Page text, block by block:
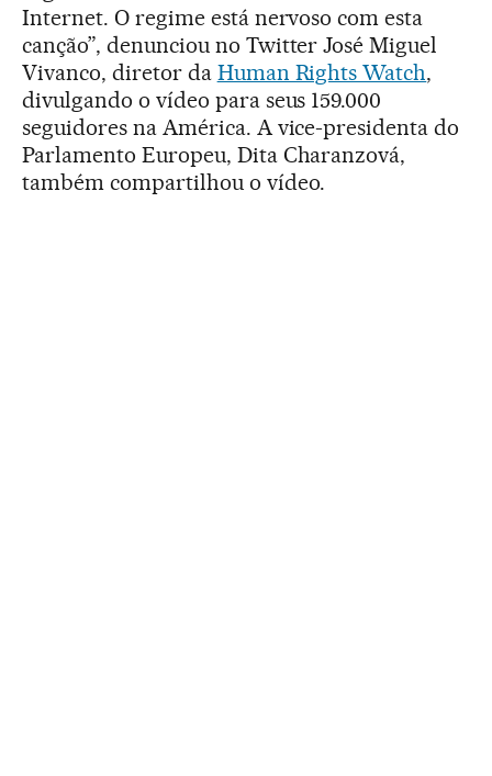
Internet. O regime está nervoso com esta
canção”, denunciou no Twitter José Miguel
Vivanco, diretor da Human Rights Watch,
divulgando o vídeo para seus 159.000
seguidores na América. A vice-presidenta do
Parlamento Europeu, Dita Charanzová,
também compartilhou o vídeo.